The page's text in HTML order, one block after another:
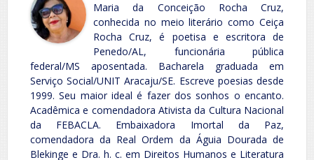
Maria da Conceição Rocha Cruz,
conhecida no meio literário como Ceiça
Rocha Cruz, é poetisa e escritora de
Penedo/AL, funcionária pública
federal/MS aposentada. Bacharela graduada em
Serviço Social/UNIT Aracaju/SE. Escreve poesias desde
1999. Seu maior ideal é fazer dos sonhos o encanto.
Acadêmica e comendadora Ativista da Cultura Nacional
da FEBACLA. Embaixadora Imortal da Paz,
comendadora da Real Ordem da Águia Dourada de
Blekinge e Dra. h. c. em Direitos Humanos e Literatura